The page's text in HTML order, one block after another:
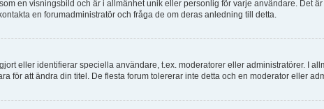
en visningsbild och är i allmänhet unik eller personlig för varje användare. Det
en forumadministratör och fråga de om deras anledning till detta.
eller identifierar speciella användare, t.ex. moderatorer eller administratörer. I
för att ändra din titel. De flesta forum tolererar inte detta och en moderator eller